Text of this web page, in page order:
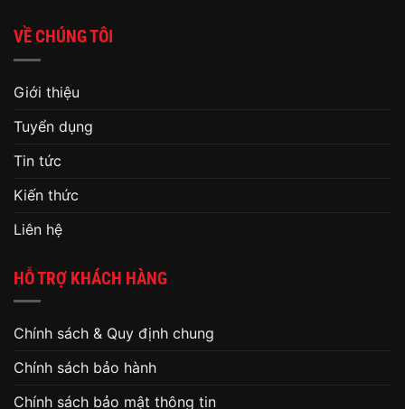
VỀ CHÚNG TÔI
Giới thiệu
Tuyển dụng
Tin tức
Kiến thức
Liên hệ
HỖ TRỢ KHÁCH HÀNG
Chính sách & Quy định chung
Chính sách bảo hành
Chính sách bảo mật thông tin